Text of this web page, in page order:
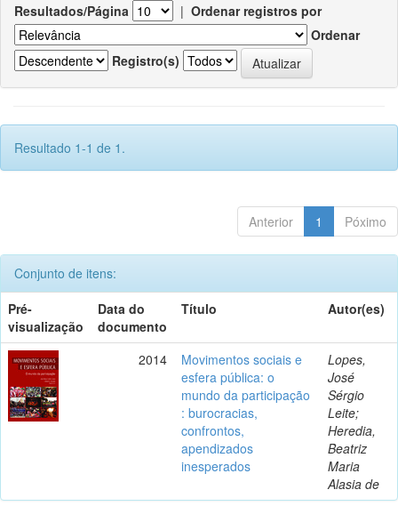
Resultados/Página | Ordenar registros por
Ordenar
Registro(s)
Resultado 1-1 de 1.
Anterior 1 Póximo
Conjunto de itens:
Pré-
visualização
Data do
documento
Título Autor(es)
2014
Movimentos sociais e
esfera pública: o
mundo da participação
: burocracias,
confrontos,
apendizados
inesperados
Lopes,
José
Sérgio
Leite;
Heredia,
Beatriz
Maria
Alasia de